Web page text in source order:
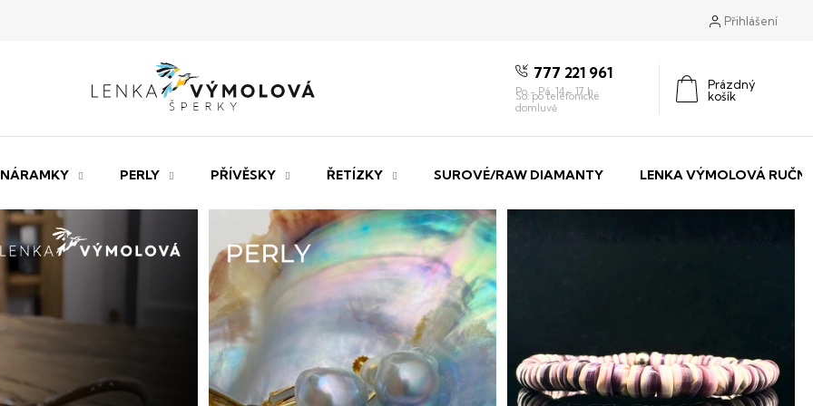
Přihlášení
777 221 961
Nákupní
košík
Prázdný
košík
NÁRAMKY PERLY PŘÍVĚSKY ŘETÍZKY SUROVÉ/RAW DIAMANTY LENKA VÝMOLOVÁ